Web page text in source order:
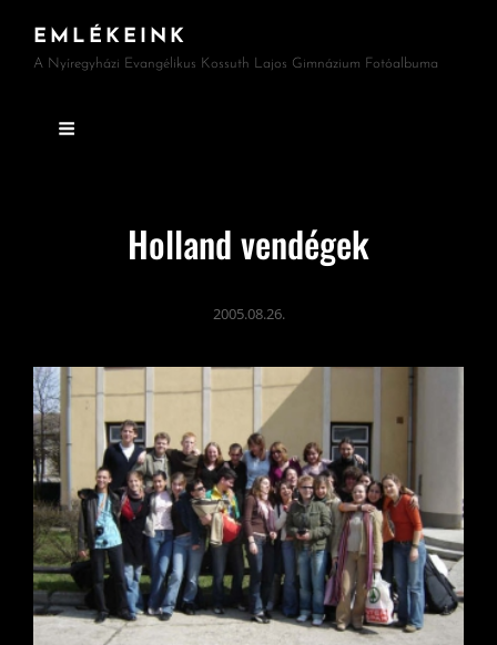
EMLÉKEINK
A Nyíregyházi Evangélikus Kossuth Lajos Gimnázium Fotóalbuma
Holland vendégek
2005.08.26.